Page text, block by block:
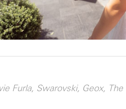
Furla, Swarovski, Geox, The